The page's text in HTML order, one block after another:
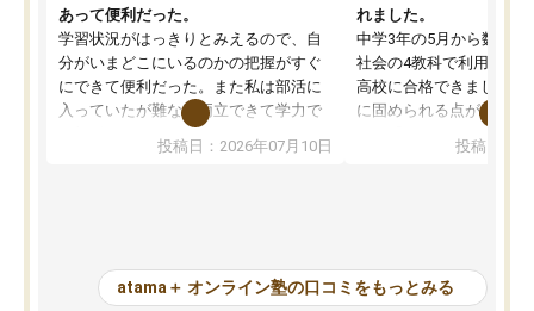
あって便利だった。
学習状況がはっきりとみえるので、自
分がいまどこにいるのかの把握がすぐ
にできて便利だった。また私は部活に
入っていたが難なく両立できて学力で
も部活でも結果を残すことができてよ
かった。また問題演習の際に、自分が
が、自分で自分の管理ができない人に
とっては難しい部分もあるのではない
投稿日：2026年07月10日
れました。
中学3年の5月から数学・
社会の4教科で利用し、
高校に合格できました。
に固められる点が魅力で
項目のおかげで、手軽
元数が可視化されるので
しながら意欲的に取り組
投稿日：
atama＋ オンライン塾の口コミをもっとみる